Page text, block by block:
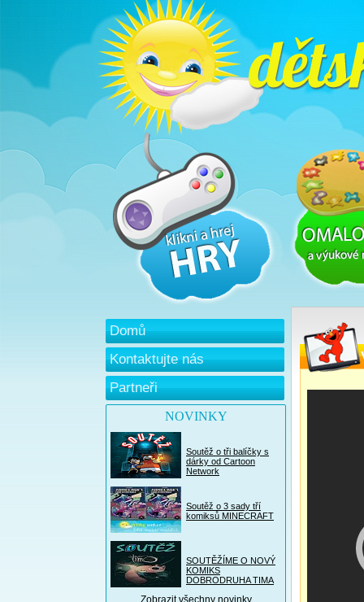
Domů
Kontaktujte nás
Partneři
NOVINKY
Soutěž o tři balíčky s
dárky od Cartoon
Network
Soutěž o 3 sady tří
komiksů MINECRAFT
SOUTĚŽÍME O NOVÝ
KOMIKS
DOBRODRUHA TIMA
Zobrazit všechny novinky